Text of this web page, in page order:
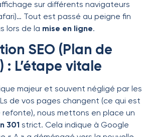
sur différents navigateurs
Tout est passé au peigne fin
lors de la mise en ligne.
SEO (Plan de
: L’étape vitale
majeur et souvent négligé par les
de vos pages changent (ce qui est
refonte), nous mettons en place un
301 strict. Cela indique à Google